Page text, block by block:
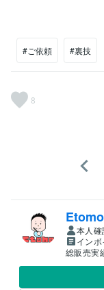
#ご依頼 #裏技
8
本人確
イン
総販売実